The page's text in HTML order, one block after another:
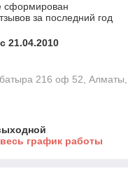
сформирован
за последний год
21.04.2010
216 оф 52, Алматы,
график работы